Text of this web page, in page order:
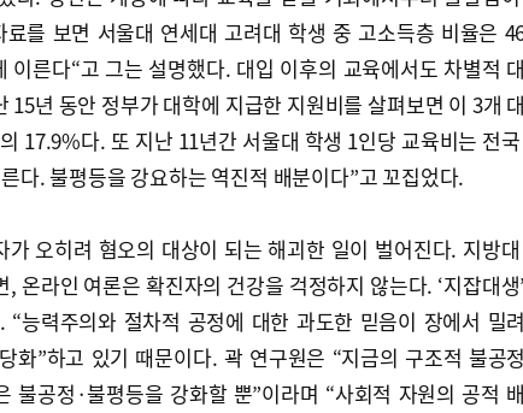
료를 보면 서울대 연세대 고려대 학생 중 고소득층 비율은
이른다“고 그는 설명했다. 대입 이후의 교육에서도 차별적
15년 동안 정부가 대학에 지급한 지원비를 살펴보면 이 3개
17.9%다. 또 지난 11년간 서울대 학생 1인당 교육비는 전
다. 불평등을 강요하는 역진적 배분이다”고 꼬집었다.
가 오히려 혐오의 대상이 되는 해괴한 일이 벌어진다. 지방
온라인 여론은 확진자의 건강을 걱정하지 않는다. ‘지잡대생
“능력주의와 절차적 공정에 대한 과도한 믿음이 장에서 밀
화”하고 있기 때문이다. 곽 연구원은 “지금의 구조적 불공
불공정·불평등을 강화할 뿐”이라며 “사회적 자원의 공적